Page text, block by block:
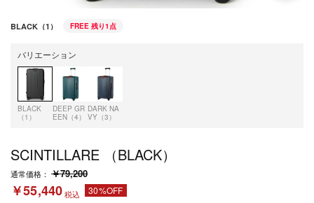
BLACK（1） FREE 残り1点
バリエーション
BLACK
（1）
DEEP GR
EEN（4）
DARK NA
VY（3）
SCINTILLARE （BLACK）
通常価格： ￥79,200
￥55,440税込 30%OFF